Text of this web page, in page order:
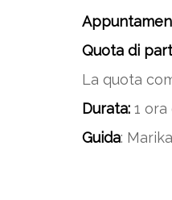
Quota di
La quota
Durata: 1 ora
Guida: Marika